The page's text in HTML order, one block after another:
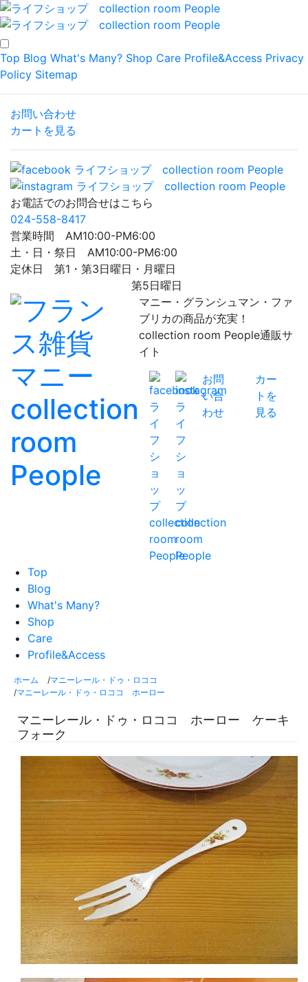
Top Blog What's Many? Shop Care Profile&Access Privacy
Policy Sitemap
お問い合わせ
カートを見る
お電話でのお問合せはこちら
024-558-8417
営業時間 AM10:00-PM6:00
土・日・祭日 AM10:00-PM6:00
定休日 第1・第3日曜日・月曜日
第5日曜日
マニー・グランシュマン・ファ
ブリカの商品が充実！
collection room People通販サ
イト
お問
い合
わせ
カー
トを
見る
Top
Blog
What's Many?
Shop
Care
Profile&Access
ホーム /マニーレール・ドゥ・ロココ
/マニーレール・ドゥ・ロココ ホーロー
マニーレール・ドゥ・ロココ ホーロー ケーキ
フォーク